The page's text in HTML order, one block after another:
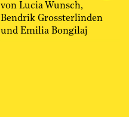
von Lucia Wunsch,
Bendrik Grossterlinden
und Emilia Bongilaj